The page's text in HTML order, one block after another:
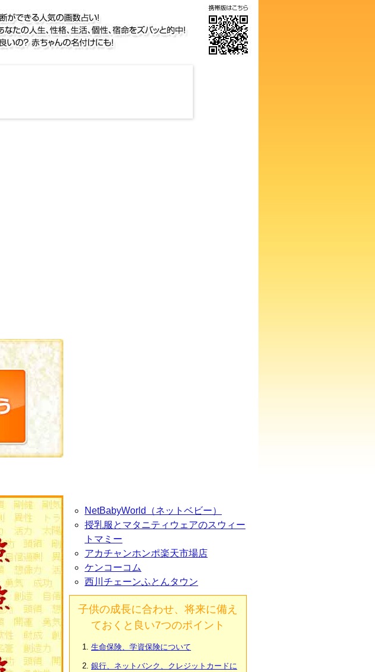
NetBabyWorld（ネットベビー）
授乳服とマタニティウェアのスウィー
トマミー
アカチャンホンポ楽天市場店
ケンコーコム
西川チェーンふとんタウン
子供の成長に合わせ、将来に備え
ておくと良い7つのポイント
生命保険、学資保険について
銀行、ネットバンク、クレジットカードに